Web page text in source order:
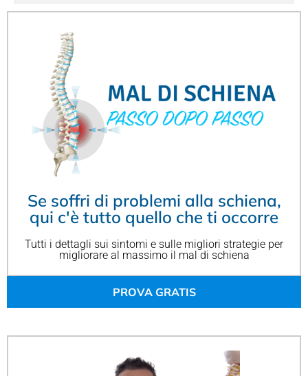
Se soffri di problemi alla schiena,
qui c'è tutto quello che ti occorre
Tutti i dettagli sui sintomi e sulle migliori strategie per
migliorare al massimo il mal di schiena
PROVA GRATIS